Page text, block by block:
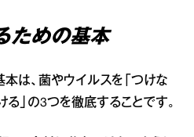
ための基本
は、菌やウイルスを「つけな
る」の3つを徹底することです。